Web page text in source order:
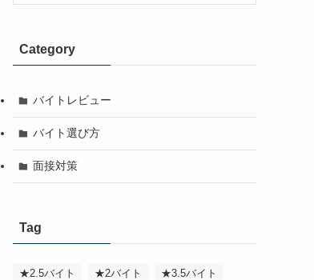
Category
バイトレビュー
バイト選び方
面接対策
Tag
★2.5バイト ★2バイト ★3.5バイト